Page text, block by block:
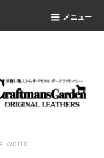
メニュー
world